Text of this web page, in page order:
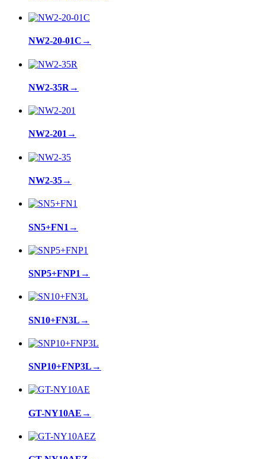
NW2-20-01C →
NW2-35R →
NW2-201→
NW2-35→
SN5+FN1 →
SNP5+FNP1 →
SN10+FN3L →
SNP10+FNP3L →
GT-NY10AE →